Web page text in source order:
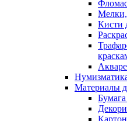
Мелки,
Кисти
Материалы